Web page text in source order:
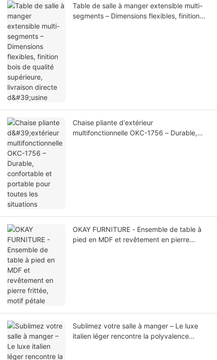
Table de salle à manger extensible multi-
segments – Dimensions flexibles, finition
Chaise pliante d'extérieur
multifonctionnelle OKC-1756 – Durable,
OKAY FURNITURE - Ensemble de table à
pied en MDF et revêtement en pierre
Sublimez votre salle à manger – Le luxe
italien léger rencontre la polyvalence